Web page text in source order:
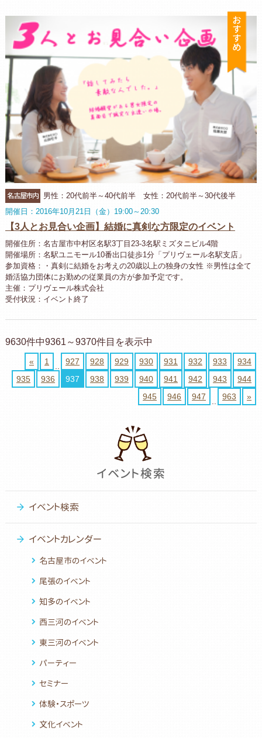
お
名古屋市内
男性：20代前半～40代前半 女性：20代前半～30代後半
開催日：2016年10月21日（金）19:00～20:30
【3人とお見合い企画】結婚に真剣な方限定のイベント
開催住所：名古屋市中村区名駅3丁目23-3名駅ミズタニビル4階
開催場所：名駅ユニモール10番出口徒歩1分「プリヴェール名駅支店」
参加資格：・真剣に結婚をお考えの20歳以上の独身の女性 ※男性は全て
婚活協力団体にお勤めの従業員の方が参加予定です。
主催：プリヴェール株式会社
受付状況：イベント終了
9630件中9361～9370件目を表示中
« 1 927 928 929 930 931 932 933
934
935
936 937 938 939 940 941 942 943
944
945
946 947 963 »
イベント検索
イベントカレンダー
名古屋市のイベント
尾張のイベント
知多のイベント
西三河のイベント
東三河のイベント
パーティー
セミナー
体験・スポーツ
文化イベント